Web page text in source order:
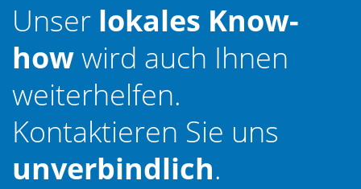
Unser lokales Know-
howwird auch Ihnen
weiterhelfen.
Kontaktieren Sie uns
unverbindlich.